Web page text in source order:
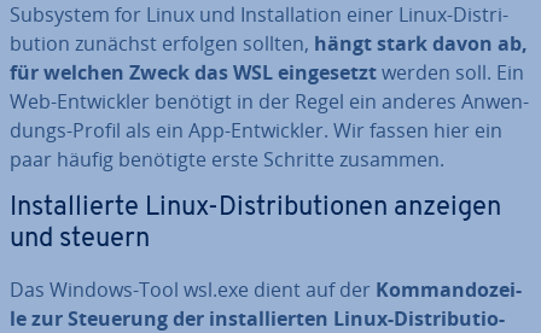
Subsystem for Linux und In­stal­la­ti­on einer Linux-Dis­tri­
bu­ti­on zunächst erfolgen sollten, hängt stark davon ab,
für welchen Zweck das WSL ein­ge­setztwerden soll. Ein
Web-Ent­wick­ler benötigt in der Regel ein anderes An­wen­
dungs-Profil als ein App-Ent­wick­ler. Wir fassen hier ein
paar häufig benötigte erste Schritte zusammen.
In­stal­lier­te Linux-Dis­tri­bu­tio­nen anzeigen
und steuern
Das Windows-Tool wsl.exe dient auf der Kom­man­do­zei­
le zur Steuerung der in­stal­lier­ten Linux-Dis­tri­bu­tio­